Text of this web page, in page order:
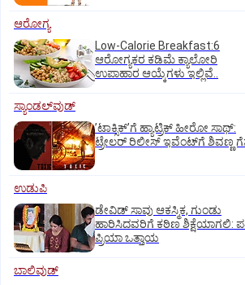
ಆರೋಗ್ಯ
Low-Calorie Breakfast:6
ಆರೋಗ್ಯಕರ ಕಡಿಮೆ ಕ್ಯಾಲೋರಿ
ಉಪಾಹಾರ ಆಯ್ಕೆಗಳು ಇಲ್ಲಿವೆ..
ಸ್ಯಾಂಡಲ್‌ವುಡ್‌
ʼಟಾಕ್ಸಿಕ್‌ʼಗೆ ಹ್ಯಾಟ್ರಿಕ್‌ ಹೀರೋ ಸಾಥ್:‌
ಟ್ರೇಲರ್‌ ರಿಲೀಸ್‌ ಇವೆಂಟ್‌ಗೆ ಶಿವಣ್ಣ
ಉಡುಪಿ
ಡೇವಿಡ್ ಸಾವು ಆಕಸ್ಮಿಕ, ಗುಂಡು
ಹಾರಿಸಿದವರಿಗೆ ಕಠಿಣ ಶಿಕ್ಷೆಯಾಗಲಿ:
ಪ್ರಿಯಾ ಒತ್ತಾಯ
ಬಾಲಿವುಡ್‌